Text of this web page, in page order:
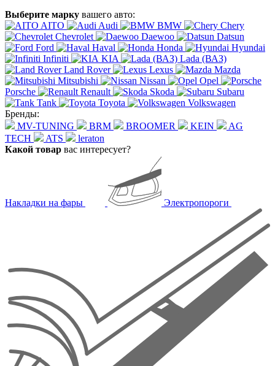
Выберите марку вашего авто:
AITO
Audi BMW
Chery
Chevrolet
Daewoo
Datsun
Ford
Haval Honda
Hyundai
Infiniti
KIA
Lada (ВАЗ)
Land Rover
Lexus
Mazda
Mitsubishi
Nissan
Opel
Porsche
Renault Skoda
Subaru
Tank
Toyota
Volkswagen
Бренды:
MV-TUNING
BRM BROOMER KEIN
AG
TECH
ATS
leraton
Какой товар вас интересует?
Накладки на фары Электропороги